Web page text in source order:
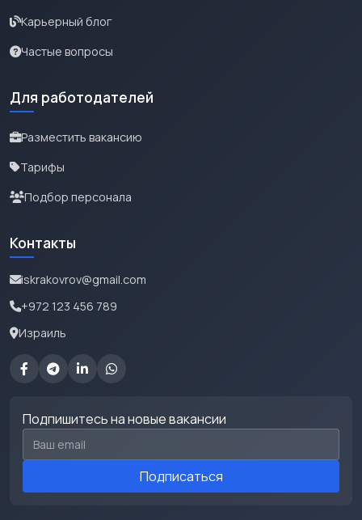
Карьерный блог
Частые вопросы
Для работодателей
Разместить вакансию
Тарифы
Подбор персонала
Контакты
iskrakovrov@gmail.com
+972 123 456 789
Израиль
Подпишитесь на новые вакансии
Email для подписки
Подписаться